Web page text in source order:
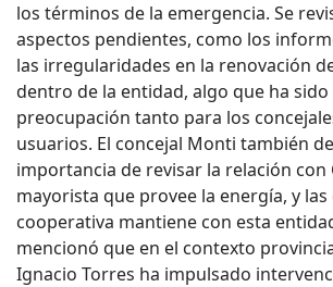
los términos de la emergencia. Se
aspectos pendientes, como los
las irregularidades en la renovación
dentro de la entidad, algo que ha
preocupación tanto para los
usuarios. El concejal Monti también
importancia de revisar la relación con
mayorista que provee la energía, y las
cooperativa mantiene con esta
mencionó que en el contexto
Ignacio Torres ha impulsado